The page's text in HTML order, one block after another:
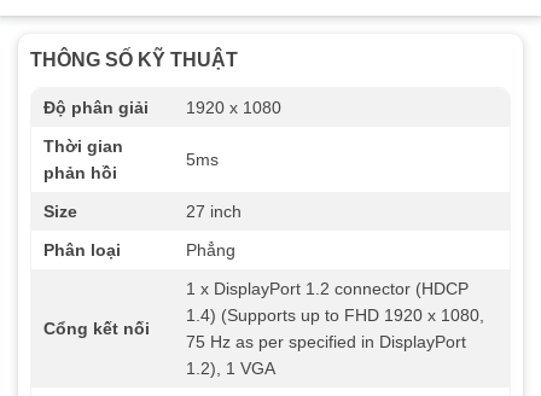
THÔNG SỐ KỸ THUẬT
Độ phân giải
1920 x 1080
Thời gian
phản hồi
5ms
Size
27 inch
Phân loại
Phẳng
Cổng kết nối
1 x DisplayPort 1.2 connector (HDCP
1.4) (Supports up to FHD 1920 x 1080,
75 Hz as per specified in DisplayPort
1.2), 1 VGA